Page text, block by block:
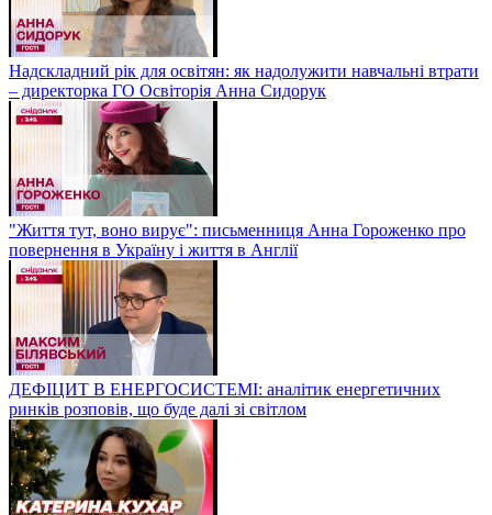
Надскладний рік для освітян: як надолужити навчальні втрати
– директорка ГО Освіторія Анна Сидорук
"Життя тут, воно вирує": письменниця Анна Гороженко про
повернення в Україну і життя в Англії
ДЕФІЦИТ В ЕНЕРГОСИСТЕМІ: аналітик енергетичних
ринків розповів, що буде далі зі світлом